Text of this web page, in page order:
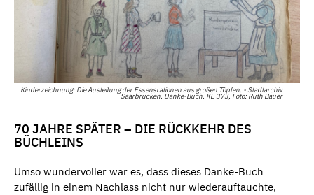
Kinderzeichnung: Die Austeilung der Essensrationen aus großen Töpfen. - Stadtarchiv
Saarbrücken, Danke-Buch, KE 373, Foto: Ruth Bauer
70 JAHRE SPÄTER – DIE RÜCKKEHR DES
BÜCHLEINS
Umso wundervoller war es, dass dieses Danke-Buch
zufällig in einem Nachlass nicht nur wiederauftauchte,